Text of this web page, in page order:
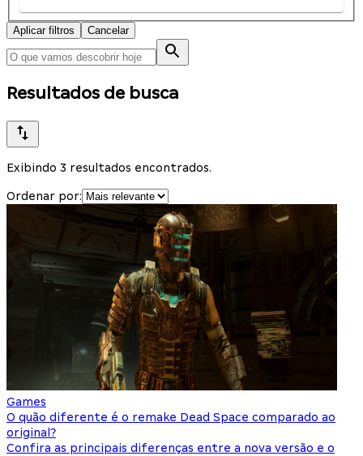
Aplicar filtros Cancelar
Resultados de busca
Exibindo 3 resultados encontrados.
Ordenar por:
Games
O quão diferente é o remake Dead Space comparado ao
original?
Confira as principais diferenças entre a nova versão e o